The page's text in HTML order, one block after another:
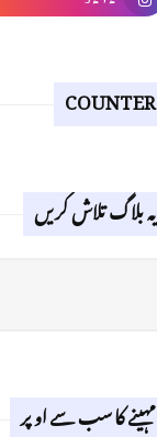
COUNTER
یہ بلاگ تلاش کریں
مہینے کا سب سے اوپر